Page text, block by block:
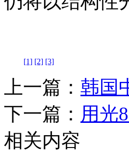
[1] [2] [3]
上一篇： 韩国
下一篇： 用光
相关内容